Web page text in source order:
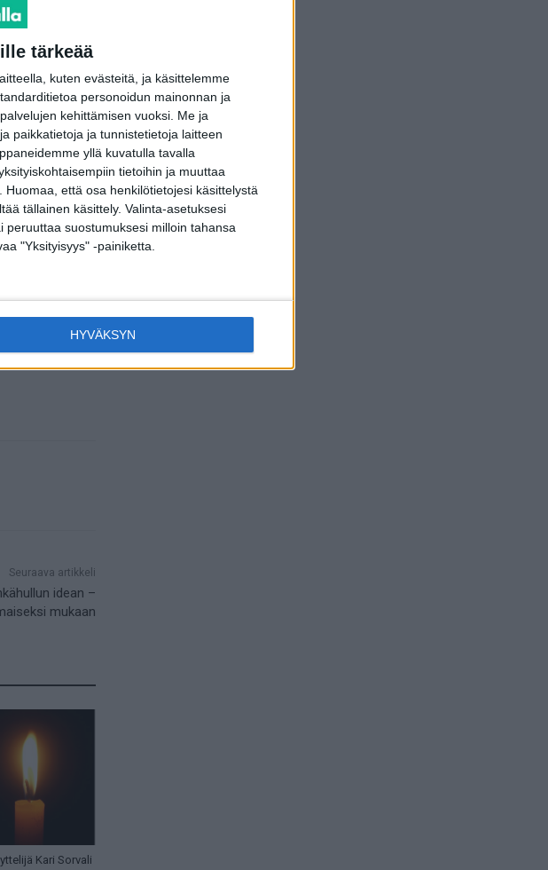
tärkeää
kuten evästeitä, ja käsittelemme
personoidun mainonnan ja
kehittämisen vuoksi. Me ja
paikkatietoja ja tunnistetietoja laitteen
yllä kuvatulla tavalla
tietoihin ja muuttaa
Huomaa, että osa henkilötietojesi käsittelystä
tällainen käsittely. Valinta-asetuksesi
peruuttaa suostumuksesi milloin tahansa
"Yksityisyys" -painiketta.
HYVÄKSYN
vaan
Lindgren
–
Seuraava artikkeli
idean –
mukaan
Kari Sorvali